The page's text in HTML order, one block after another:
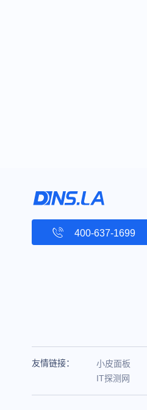
400-637-1699
友情链接： 小皮面板
IT探测网